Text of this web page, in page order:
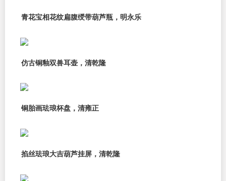
青花宝相花纹扁腹绶带葫芦瓶，明永乐
仿古铜釉双兽耳壶，清乾隆
铜胎画珐琅杯盘，清雍正
掐丝珐琅大吉葫芦挂屏，清乾隆